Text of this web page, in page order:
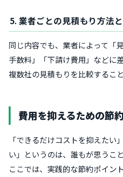
5. 業者ごとの見積もり方法
同じ内容でも、業者によって「
手数料」「下請け費用」などに
複数社の見積もりを比較するこ
費用を抑えるための節
「できるだけコストを抑えたい
い」というのは、誰もが思うこと
ここでは、実践的な節約ポイン